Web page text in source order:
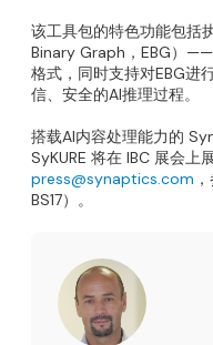
该工具包的特色功能包括
Binary Graph，EBG）
格式，同时支持对EBG进
信、安全的AI推理过程。
搭载AI内容处理能力的
SyKURE 将在 IBC 展会上
press@synaptics.com
BS17）。